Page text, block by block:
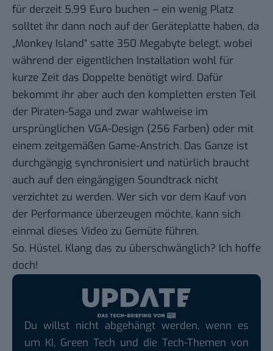
für derzeit 5,99 Euro buchen – ein wenig Platz
solltet ihr dann noch auf der Geräteplatte haben, da
„Monkey Island“ satte 350 Megabyte belegt, wobei
während der eigentlichen Installation wohl für
kurze Zeit das Doppelte benötigt wird. Dafür
bekommt ihr aber auch den kompletten ersten Teil
der Piraten-Saga und zwar wahlweise im
ursprünglichen VGA-Design (256 Farben) oder mit
einem zeitgemäßen Game-Anstrich. Das Ganze ist
durchgängig synchronisiert und natürlich braucht
auch auf den eingängigen Soundtrack nicht
verzichtet zu werden. Wer sich vor dem Kauf von
der Performance überzeugen möchte, kann sich
einmal dieses Video zu Gemüte führen.
So. Hüstel. Klang das zu überschwänglich? Ich hoffe
doch!
Du willst nicht abgehängt werden, wenn es
um KI, Green Tech und die Tech-Themen von